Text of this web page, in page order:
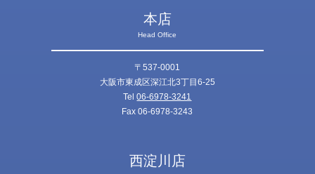
本店
Head Office
〒537-0001
大阪市東成区深江北3丁目6-25
Tel06-6978-3241
Fax 06-6978-3243
西淀川店